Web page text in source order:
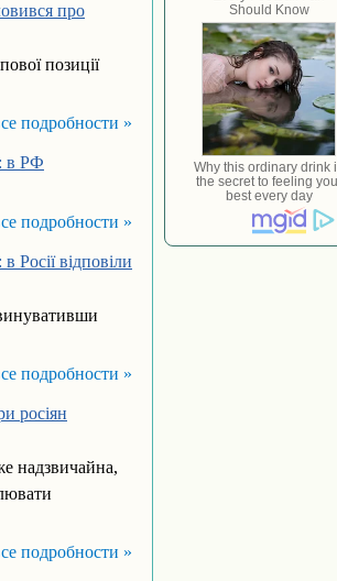
про
позиції
подробности »
в РФ
подробности »
Росії відповіли
подробности »
росіян
надзвичайна,
подробности »